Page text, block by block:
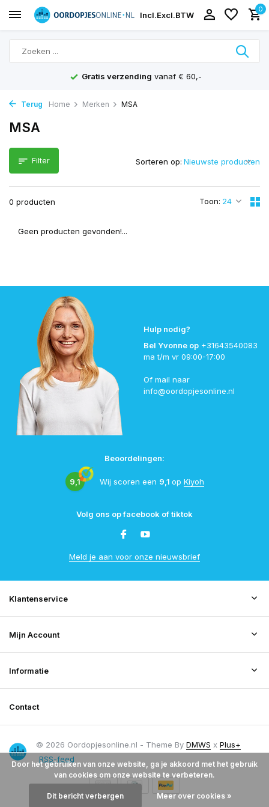
Incl.Excl.BTW
0
Gratis verzending vanaf € 60,-
Terug Home Merken MSA
MSA
Filter
0 producten Toon:
Sorteren op:
Geen producten gevonden!...
Hulp nodig?
Bel Yvonne op +31643540083
ma t/m vr 09:00-17:00
Of mail naar
info@oordopjesonline.nl
Beoordelingen:
9,1 Wij scoren een 9,1 op Kiyoh
Volg ons op facebook of tiktok
Meld je aan voor onze nieuwsbrief
Klantenservice
Mijn Account
Informatie
Contact
© 2026 Oordopjesonline.nl - Theme By DMWS x Plus+
RSS-feed
Door het gebruiken van onze website, ga je akkoord met het gebruik
van cookies om onze website te verbeteren.
Dit bericht verbergen Meer over cookies »